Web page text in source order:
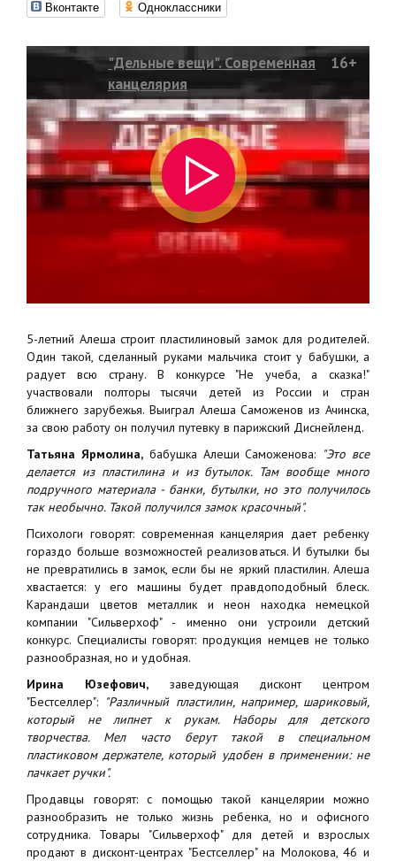
Вконтакте Одноклассники
"Дельные вещи". Современная
канцелярия
16+
5-летний Алеша строит пластилиновый замок для родителей.
Один такой, сделанный руками мальчика стоит у бабушки, а
радует всю страну. В конкурсе "Не учеба, а сказка!"
участвовали полторы тысячи детей из России и стран
ближнего зарубежья. Выиграл Алеша Саможенов из Ачинска,
за свою работу он получил путевку в парижский Диснейленд.
Татьяна Ярмолина,бабушка Алеши Саможенова: "Это все
делается из пластилина и из бутылок. Там вообще много
подручного материала - банки, бутылки, но это получилось
так необычно. Такой получился замок красочный".
Психологи говорят: современная канцелярия дает ребенку
гораздо больше возможностей реализоваться. И бутылки бы
не превратились в замок, если бы не яркий пластилин. Алеша
хвастается: у его машины будет правдоподобный блеск.
Карандаши цветов металлик и неон находка немецкой
компании "Сильверхоф" - именно они устроили детский
конкурс. Специалисты говорят: продукция немцев не только
разнообразная, но и удобная.
Ирина Юзефович,заведующая дисконт центром
"Бестселлер": "Различный пластилин, например, шариковый,
который не липнет к рукам. Наборы для детского
творчества. Мел часто берут такой в специальном
пластиковом держателе, который удобен в применении: не
пачкает ручки".
Продавцы говорят: с помощью такой канцелярии можно
разнообразить не только жизнь ребенка, но и офисного
сотрудника. Товары "Сильверхоф" для детей и взрослых
продают в дисконт-центрах "Бестселлер" на Молокова, 46 и